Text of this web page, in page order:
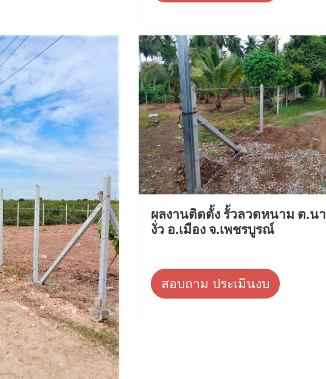
ผลงานติดตั้ง รั้วลวดหนาม ต.นา
งั่ว อ.เมือง จ.เพชรบูรณ์
สอบถาม ประเมินงบ